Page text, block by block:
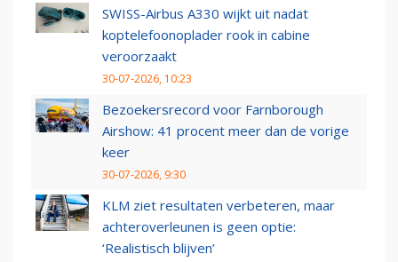
SWISS-Airbus A330 wijkt uit nadat
koptelefoonoplader rook in cabine
veroorzaakt
30-07-2026, 10:23
Bezoekersrecord voor Farnborough
Airshow: 41 procent meer dan de vorige
keer
30-07-2026, 9:30
KLM ziet resultaten verbeteren, maar
achteroverleunen is geen optie:
‘Realistisch blijven’